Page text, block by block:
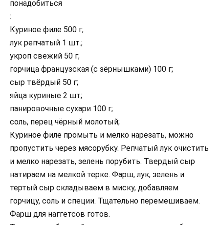
понадобиться
:
Куриное филе 500 г;
лук репчатый 1 шт.;
укроп свежий 50 г;
горчица французская (с зёрнышками) 100 г;
сыр твёрдый 50 г;
яйца куриные 2 шт;
панировочные сухари 100 г;
соль, перец чёрный молотый;
Куриное филе промыть и мелко нарезать, можно
пропустить через мясорубку. Репчатый лук очистить
и мелко нарезать, зелень порубить. Твердый сыр
натираем на мелкой терке. Фарш, лук, зелень и
тертый сыр складываем в миску, добавляем
горчицу, соль и специи. Тщательно перемешиваем.
Фарш для наггетсов готов.